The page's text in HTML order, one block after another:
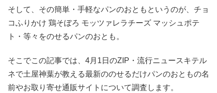
そして、その簡単・手軽なパンのおともというのが、チョ
コふりかけ 鶏そぼろ モッツァレラチーズ マッシュポテ
ト・等々をのせるパンのおとも。
そこでこの記事では、4月1日のZIP・流行ニュースキテル
ネで土屋神葉が教える最新ののせるだけパンのおともの名
前やお取り寄せ通販サイトについて調査します。